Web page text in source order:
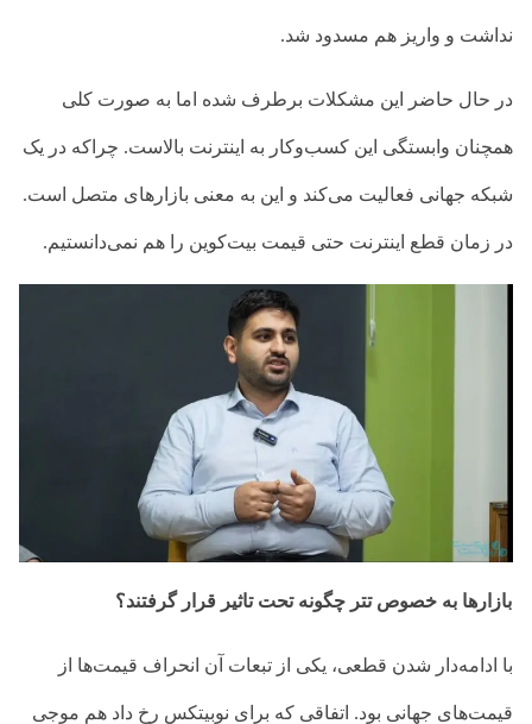
نداشت و واریز هم مسدود شد.
در حال حاضر این مشکلات برطرف شده اما به صورت کلی
همچنان وابستگی این کسب‌وکار به اینترنت بالاست. چراکه در یک
شبکه جهانی فعالیت می‌کند و این به معنی بازارهای متصل است.
در زمان قطع اینترنت حتی قیمت بیت‌کوین را هم نمی‌دانستیم.
بازارها به خصوص تتر چگونه تحت تاثیر قرار گرفتند؟
با ادامه‌دار شدن قطعی، یکی از تبعات آن انحراف قیمت‌ها از
قیمت‌های جهانی بود. اتفاقی که برای نوبیتکس رخ داد هم موجی